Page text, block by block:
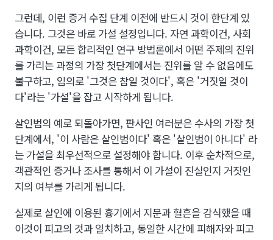
그런데, 이런 증거 수집 단계 이전에 반드시 것이 한단계 있
습니다. 그것은 바로 가설 설정입니다. 자연 과학이건, 사회
과학이건, 모든 합리적인 연구 방법론에서 어떤 주제의 진위
를 가리는 과정의 가장 첫단계에서는 진위를 알 수 없음에도
불구하고, 임의로 '그것은 참일 것이다', 혹은 '거짓일 것이
다'라는 '가설'을 잡고 시작하게 됩니다.
살인범의 예로 되돌아가면, 판사인 여러분은 수사의 가장 첫
단계에서, '이 사람은 살인범이다' 혹은 '살인범이 아니다' 라
는 가설을 최우선적으로 설정해야 합니다. 이후 순차적으로,
객관적인 증거나 조사를 통해서 이 가설이 진실인지 거짓인
지의 여부를 가리게 됩니다.
실제로 살인에 이용된 흉기에서 지문과 혈흔을 감식했을 때
이것이 피고의 것과 일치하고, 동일한 시간에 피해자와 피고